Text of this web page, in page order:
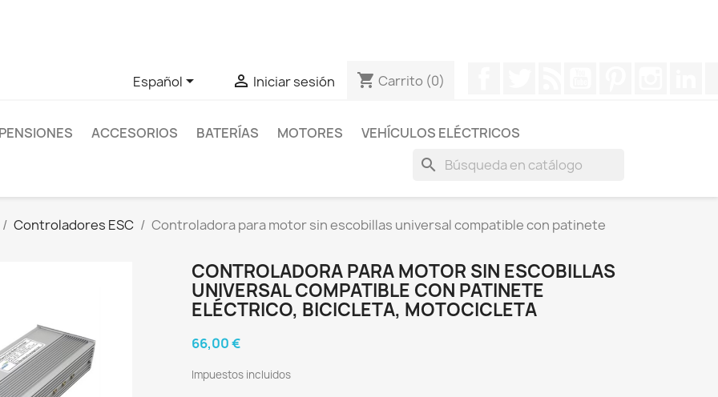
Español  Iniciar sesión shopping_cart Carrito (0)
ACCESORIOS BATERÍAS MOTORES VEHÍCULOS ELÉCTRICOS
search
Controladores ESC Controladora para motor sin escobillas universal compatible con patinete
CONTROLADORA PARA MOTOR SIN ESCOBILLAS
UNIVERSAL COMPATIBLE CON PATINETE
ELÉCTRICO, BICICLETA, MOTOCICLETA
66,00 €
Impuestos incluidos